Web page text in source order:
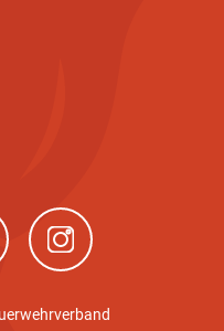
Fenster)(neues Fenster)